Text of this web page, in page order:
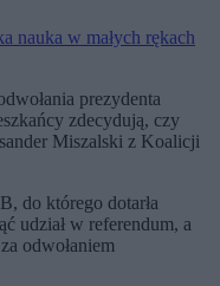
nauka w małych rękach
prezydenta
zdecydują, czy
Miszalski z Koalicji
do którego dotarła
udział w referendum, a
odwołaniem